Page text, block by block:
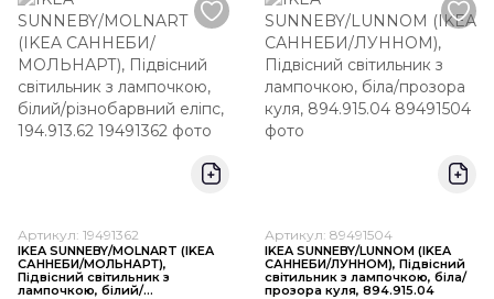
Артикул: 19491362
IKEA SUNNEBY/MOLNART (ІKEA
САННЕБИ/МОЛЬНАРТ),
Підвісний світильник з
лампочкою, білий/
Артикул: 89491504
IKEA SUNNEBY/LUNNOM (ІKEA
САННЕБИ/ЛУННОМ), Підвісний
світильник з лампочкою, біла/
прозора куля, 894.915.04